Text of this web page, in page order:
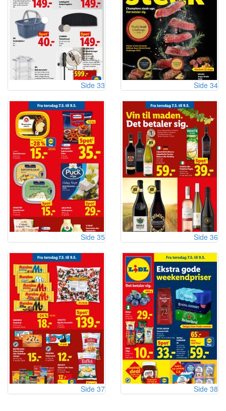
Side 33 Side 34
Side 35 Side 36
Side 37 Side 38